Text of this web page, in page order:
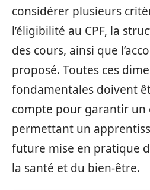
considérer plusieurs
l’éligibilité au CPF, la
des cours, ainsi que
proposé. Toutes ces
fondamentales doivent
compte pour garantir un
permettant un
future mise en pratique
la santé et du bien-être.